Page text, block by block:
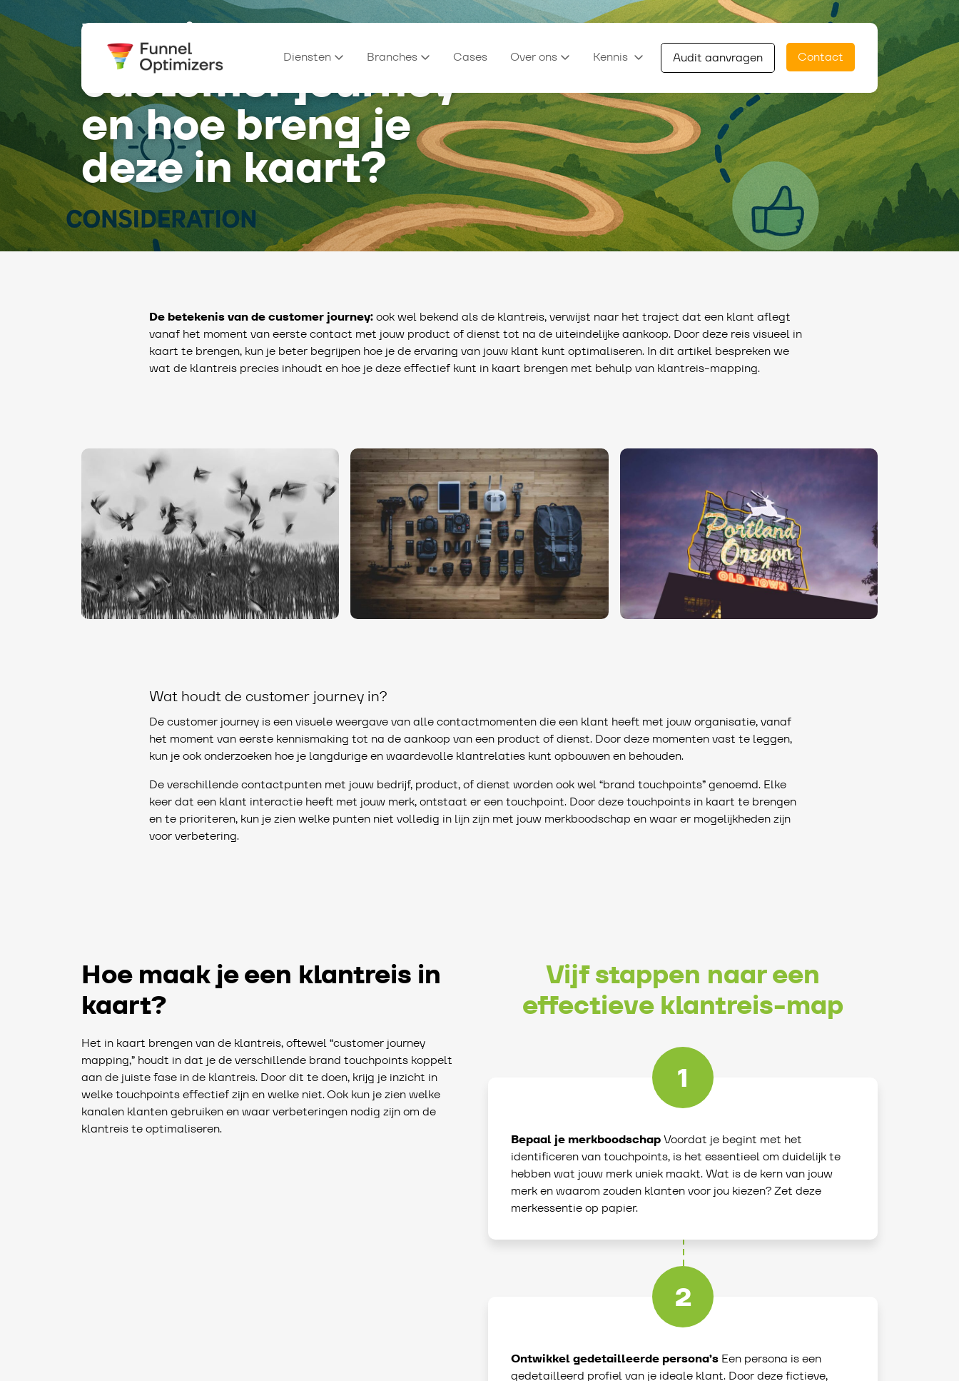
Diensten Branches Cases Over ons Kennis Audit aanvragen Contact
Wat is een
customer journey
en hoe breng je
deze in kaart?
De betekenis van de customer journey:ook wel bekend als de klantreis, verwijst naar het traject dat een klant aflegt
vanaf het moment van eerste contact met jouw product of dienst tot na de uiteindelijke aankoop. Door deze reis visueel in
kaart te brengen, kun je beter begrijpen hoe je de ervaring van jouw klant kunt optimaliseren. In dit artikel bespreken we
wat de klantreis precies inhoudt en hoe je deze effectief kunt in kaart brengen met behulp van klantreis-mapping.
Wat houdt de customer journey in?
De customer journey is een visuele weergave van alle contactmomenten die een klant heeft met jouw organisatie, vanaf
het moment van eerste kennismaking tot na de aankoop van een product of dienst. Door deze momenten vast te leggen,
kun je ook onderzoeken hoe je langdurige en waardevolle klantrelaties kunt opbouwen en behouden.
De verschillende contactpunten met jouw bedrijf, product, of dienst worden ook wel “brand touchpoints” genoemd. Elke
keer dat een klant interactie heeft met jouw merk, ontstaat er een touchpoint. Door deze touchpoints in kaart te brengen
en te prioriteren, kun je zien welke punten niet volledig in lijn zijn met jouw merkboodschap en waar er mogelijkheden zijn
voor verbetering.
Hoe maak je een klantreis in
kaart?
Het in kaart brengen van de klantreis, oftewel “customer journey
mapping,” houdt in dat je de verschillende brand touchpoints koppelt
aan de juiste fase in de klantreis. Door dit te doen, krijg je inzicht in
welke touchpoints effectief zijn en welke niet. Ook kun je zien welke
kanalen klanten gebruiken en waar verbeteringen nodig zijn om de
klantreis te optimaliseren.
Vijf stappen naar een
effectieve klantreis-map
1
Bepaal je merkboodschapVoordat je begint met het
identificeren van touchpoints, is het essentieel om duidelijk te
hebben wat jouw merk uniek maakt. Wat is de kern van jouw
merk en waarom zouden klanten voor jou kiezen? Zet deze
merkessentie op papier.
2
Ontwikkel gedetailleerde persona’s Een persona is een
gedetailleerd profiel van je ideale klant. Door deze fictieve,